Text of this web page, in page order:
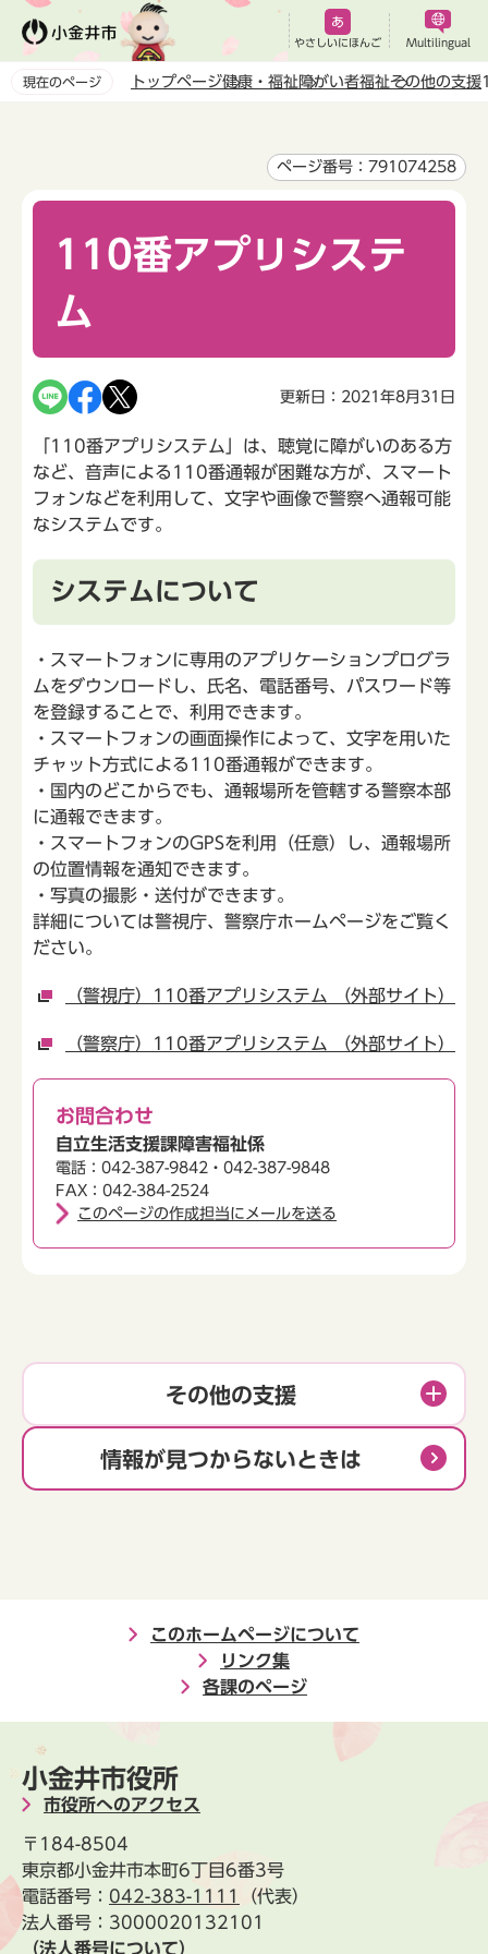
ペ
やさしいにほんご Multilingual
現在のページ トップページ健康・福祉 障がい者福祉その他の支援
ページ番号：791074258
110番アプリシステ
ム
更新日：2021年8月31日
「110番アプリシステム」は、聴覚に障がいのある方
など、音声による110番通報が困難な方が、スマート
フォンなどを利用して、文字や画像で警察へ通報可能
なシステムです。
システムについて
・スマートフォンに専用のアプリケーションプログラ
ムをダウンロードし、氏名、電話番号、パスワード等
を登録することで、利用できます。
・スマートフォンの画面操作によって、文字を用いた
チャット方式による110番通報ができます。
・国内のどこからでも、通報場所を管轄する警察本部
に通報できます。
・スマートフォンのGPSを利用（任意）し、通報場所
の位置情報を通知できます。
・写真の撮影・送付ができます。
詳細については警視庁、警察庁ホームページをご覧く
ださい。
（警視庁）110番アプリシステム （外部サイト）
（警察庁）110番アプリシステム （外部サイト）
お問合わせ
自立生活支援課障害福祉係
電話：042-387-9842・042-387-9848
FAX：042-384-2524
このページの作成担当にメールを送る
その他の支援
情報が見つからないときは
このホームページについて
リンク集
各課のページ
小金井市役所
市役所へのアクセス
〒184-8504
東京都小金井市本町6丁目6番3号
電話番号： 042-383-1111
（代表）
法人番号：3000020132101
（法人番号について）